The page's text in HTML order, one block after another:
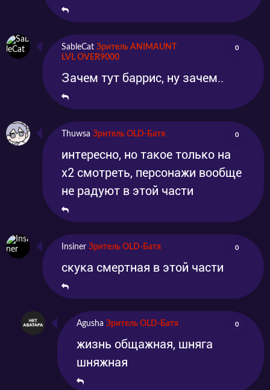
SableCat Зритель ANIMAUNT
LVL OVER9000
0
Зачем тут баррис, ну зачем..
Thuwsa Зритель OLD-Батя 0
интересно, но такое только на
х2 смотреть, персонажи вообще
не радуют в этой части
Insiner Зритель OLD-Батя 0
скука смертная в этой части
Agusha Зритель OLD-Батя 0
жизнь общажная, шняга
шняжная